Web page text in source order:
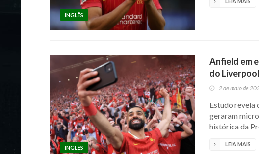
INGLÊS
INGLÊS
Anfield em
do Liverpool
2 de maio de
Estudo revela
geraram
histórica da
LEIA MAIS